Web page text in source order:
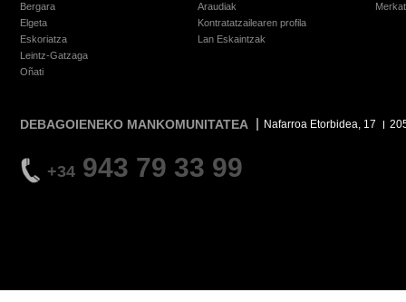
Bergara
Elgeta
Eskoriatza
Leintz-Gatzaga
Oñati
Araudiak
Kontratatzailearen profila
Lan Eskaintzak
DEBAGOIENEKO MANKOMUNITATEA Nafarroa Etorbidea, 17
+34 943 79 33 99